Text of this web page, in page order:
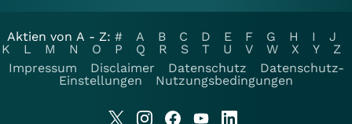
Aktien von A - Z: # A B C D E F G H I
J
K
L M N O P Q R S T U V W X Y
Z
Impressum
Disclaimer Datenschutz
Datenschutz-
Einstellungen
Nutzungsbedingungen